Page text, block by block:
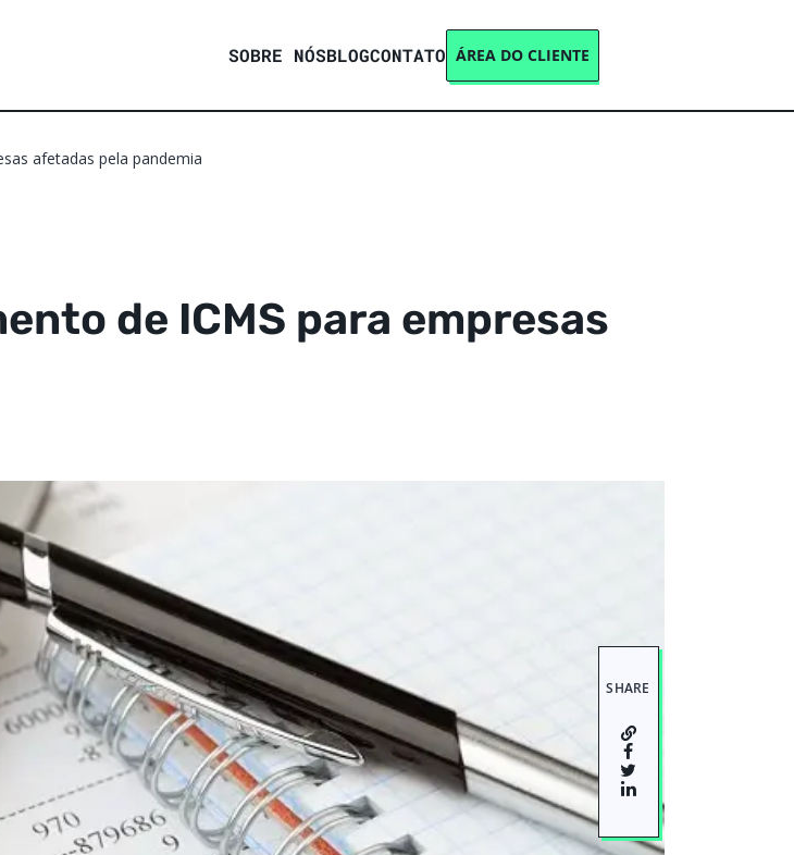
SOBRE NÓSBLOGCONTATO ÁREA DO CLIENTE
afetadas pela pandemia
de ICMS para empresas
SHARE